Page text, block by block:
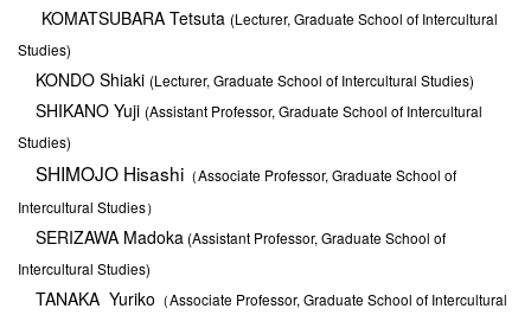
KOMATSUBARA Tetsuta (Lecturer, Graduate School of Intercultural
Studies)
KONDO Shiaki (Lecturer, Graduate School of Intercultural Studies)
SHIKANO Yuji (Assistant Professor, Graduate School of Intercultural
Studies)
SHIMOJO Hisashi （Associate Professor, Graduate School of
Intercultural Studies）
SERIZAWA Madoka (Assistant Professor, Graduate School of
Intercultural Studies)
TANAKA Yuriko （Associate Professor, Graduate School of Intercultural